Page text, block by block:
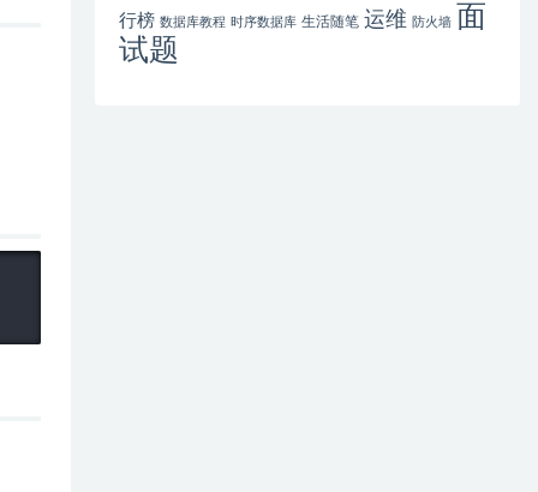
行榜 数据库教程 时序数据库 生活随笔 运维 防火墙 面
试题